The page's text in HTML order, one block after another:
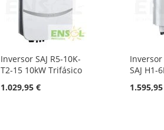
Inversor SAJ R5-10K-
T2-15 10kW Trifásico
1.029,95 €
SAJ H1-